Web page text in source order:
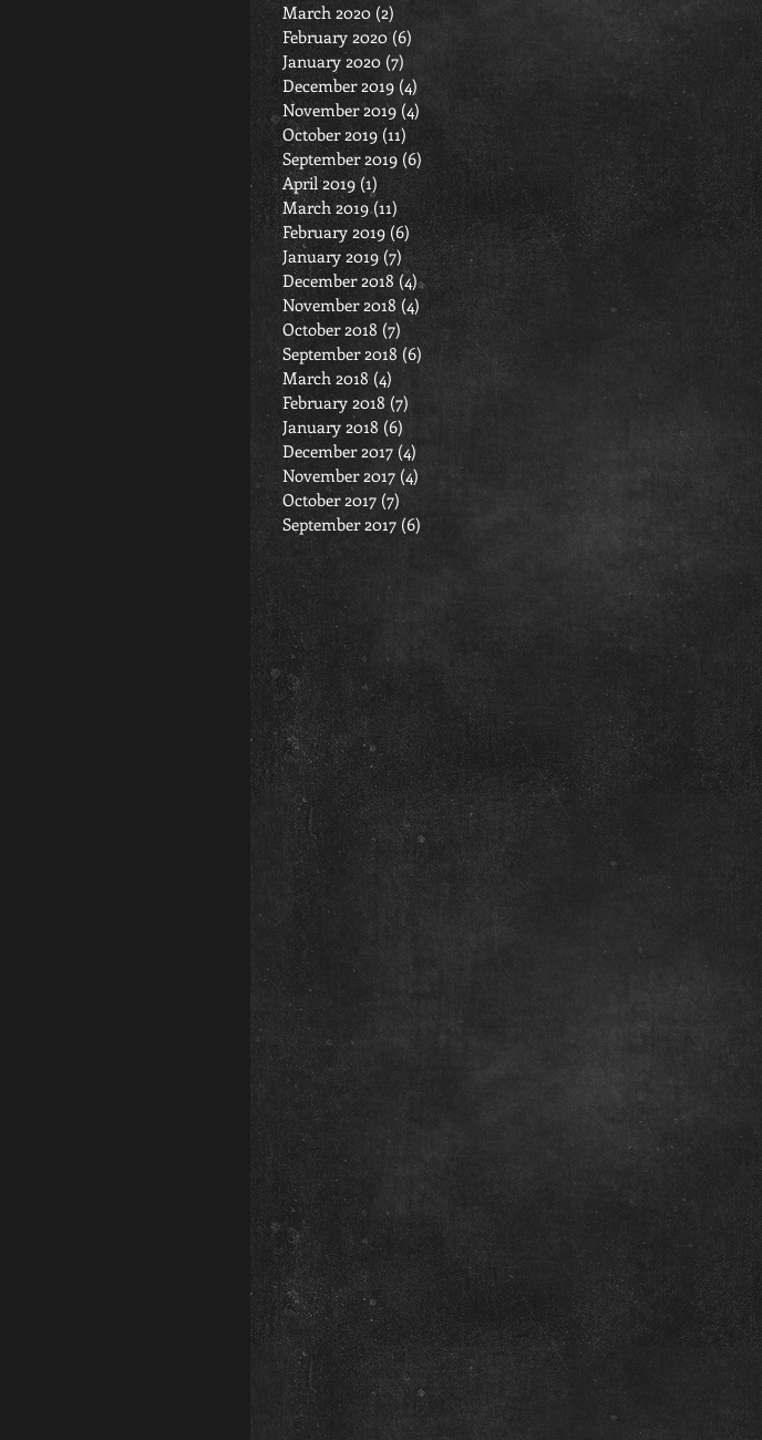
March 2020 (2)
February 2020 (6) 6 posts
January 2020 (7) 7 posts
December 2019 (4) 4 posts
November 2019 (4)
October 2019 (11)
September 2019 (6) 6 posts
April 2019 (1) 1 post
March 2019 (11)11 posts
February 2019 (6)6 posts
January 2019 (7) 7 posts
December 2018 (4)4 posts
November 2018 (4) 4 posts
October 2018 (7) 7 posts
September 2018 (6)
March 2018 (4) 4 posts
February 2018 (7) 7 posts
January 2018 (6)
December 2017 (4)
November 2017 (4) 4 posts
October 2017 (7)
September 2017 (6) 6 posts